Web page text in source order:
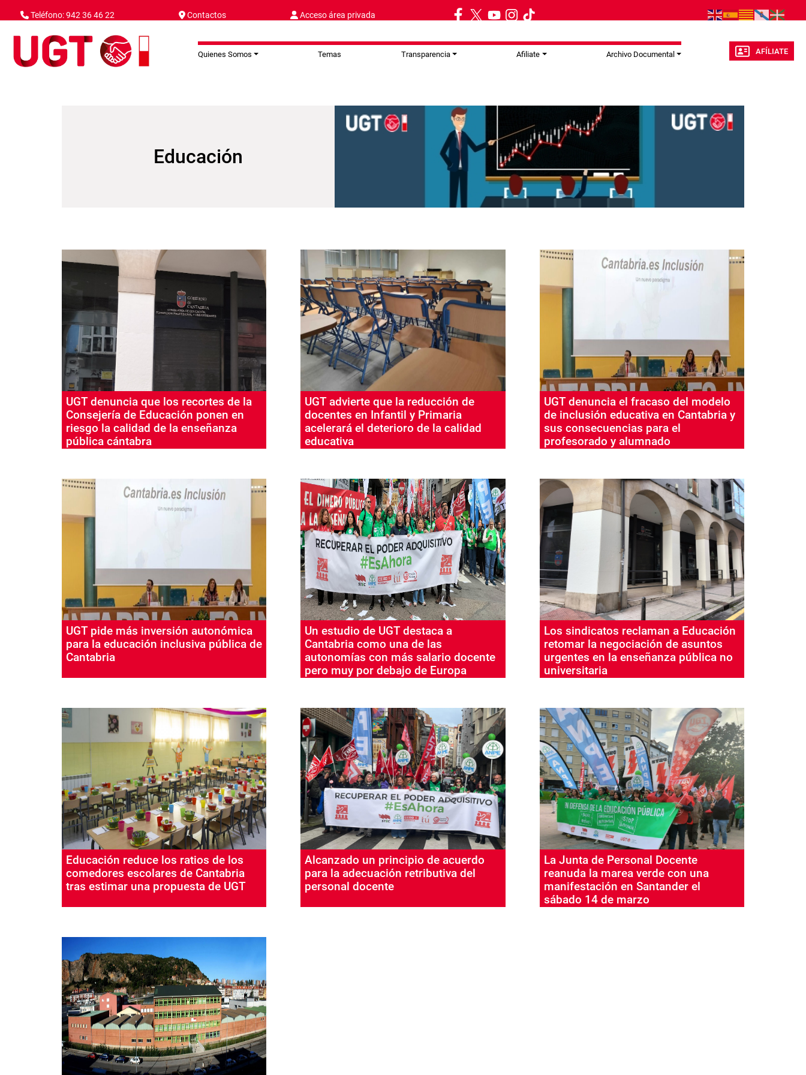
Teléfono: 942 36 46 22 Contactos Acceso área privada
Quienes Somos Temas Transparencia Afiliate Archivo Documental AFÍLIATE
Educación
UGT denuncia que los recortes de la
Consejería de Educación ponen en
riesgo la calidad de la enseñanza
pública cántabra
UGT advierte que la reducción de
docentes en Infantil y Primaria
acelerará el deterioro de la calidad
educativa
UGT denuncia el fracaso del modelo
de inclusión educativa en Cantabria y
sus consecuencias para el
profesorado y alumnado
UGT pide más inversión autonómica
para la educación inclusiva pública de
Cantabria
Un estudio de UGT destaca a
Cantabria como una de las
autonomías con más salario docente
pero muy por debajo de Europa
Los sindicatos reclaman a Educación
retomar la negociación de asuntos
urgentes en la enseñanza pública no
universitaria
Educación reduce los ratios de los
comedores escolares de Cantabria
tras estimar una propuesta de UGT
Alcanzado un principio de acuerdo
para la adecuación retributiva del
personal docente
La Junta de Personal Docente
reanuda la marea verde con una
manifestación en Santander el
sábado 14 de marzo